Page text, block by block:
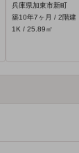
兵庫県加東市新町
築10年7ヶ月 / 2階建
1K / 25.89㎡